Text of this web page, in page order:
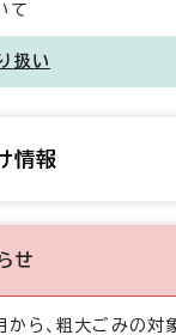
て
扱い
情報
せ
ら、粗大ごみの対